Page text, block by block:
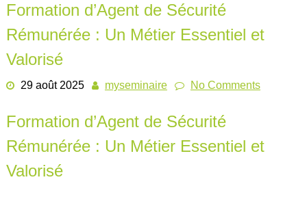
Formation d’Agent de Sécurité
Rémunérée : Un Métier Essentiel et
Valorisé
29 août 2025 myseminaire No Comments
Formation d’Agent de Sécurité
Rémunérée : Un Métier Essentiel et
Valorisé